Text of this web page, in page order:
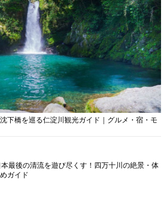
下橋を巡る仁淀川観光ガイド｜グルメ・宿・モ
本最後の清流を遊び尽くす！四万十川の絶景・体
ガイド